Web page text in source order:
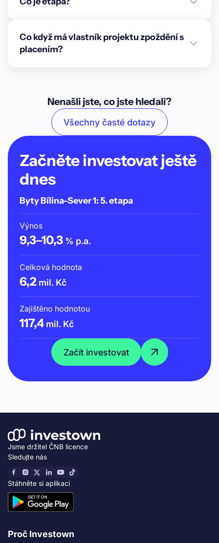
Co když má vlastník projektu zpoždění s
placením?
Nenašli jste, co jste hledali?
Všechny časté dotazy
Začněte investovat ještě
dnes
Byty Bílina-Sever 1: 5. etapa
Výnos
9,3–10,3 % p.a.
Celková hodnota
6,2 mil. Kč
Zajištěno hodnotou
117,4 mil. Kč
Začít investovat
Jsme držitel ČNB licence
Sledujte nás
Stáhněte si aplikaci
Proč Investown